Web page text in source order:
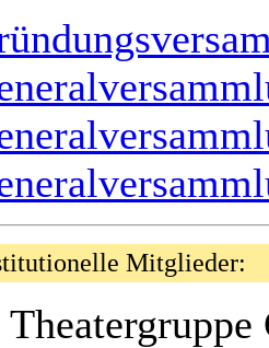
Mitglieder:
Theatergruppe